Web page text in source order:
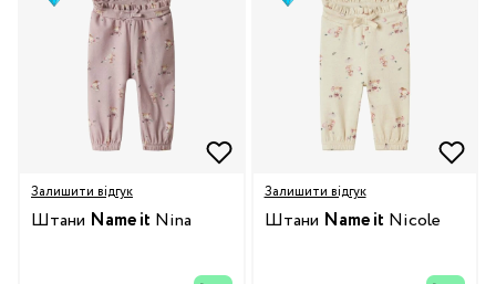
Залишити відгук
Штани Name it Nina
Залишити відгук
Штани Name it Nicole